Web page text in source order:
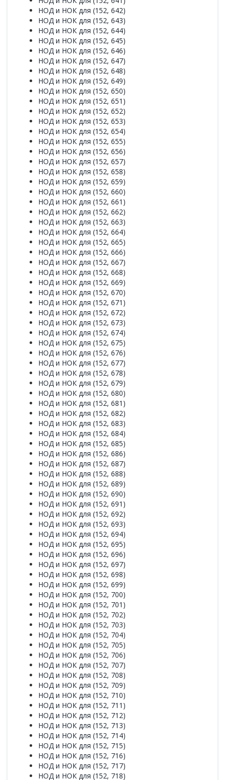
НОД и НОК для (152, 642)
НОД и НОК для (152, 643)
НОД и НОК для (152, 644)
НОД и НОК для (152, 645)
НОД и НОК для (152, 646)
НОД и НОК для (152, 647)
НОД и НОК для (152, 648)
НОД и НОК для (152, 649)
НОД и НОК для (152, 650)
НОД и НОК для (152, 651)
НОД и НОК для (152, 652)
НОД и НОК для (152, 653)
НОД и НОК для (152, 654)
НОД и НОК для (152, 655)
НОД и НОК для (152, 656)
НОД и НОК для (152, 657)
НОД и НОК для (152, 658)
НОД и НОК для (152, 659)
НОД и НОК для (152, 660)
НОД и НОК для (152, 661)
НОД и НОК для (152, 662)
НОД и НОК для (152, 663)
НОД и НОК для (152, 664)
НОД и НОК для (152, 665)
НОД и НОК для (152, 666)
НОД и НОК для (152, 667)
НОД и НОК для (152, 668)
НОД и НОК для (152, 669)
НОД и НОК для (152, 670)
НОД и НОК для (152, 671)
НОД и НОК для (152, 672)
НОД и НОК для (152, 673)
НОД и НОК для (152, 674)
НОД и НОК для (152, 675)
НОД и НОК для (152, 676)
НОД и НОК для (152, 677)
НОД и НОК для (152, 678)
НОД и НОК для (152, 679)
НОД и НОК для (152, 680)
НОД и НОК для (152, 681)
НОД и НОК для (152, 682)
НОД и НОК для (152, 683)
НОД и НОК для (152, 684)
НОД и НОК для (152, 685)
НОД и НОК для (152, 686)
НОД и НОК для (152, 687)
НОД и НОК для (152, 688)
НОД и НОК для (152, 689)
НОД и НОК для (152, 690)
НОД и НОК для (152, 691)
НОД и НОК для (152, 692)
НОД и НОК для (152, 693)
НОД и НОК для (152, 694)
НОД и НОК для (152, 695)
НОД и НОК для (152, 696)
НОД и НОК для (152, 697)
НОД и НОК для (152, 698)
НОД и НОК для (152, 699)
НОД и НОК для (152, 700)
НОД и НОК для (152, 701)
НОД и НОК для (152, 702)
НОД и НОК для (152, 703)
НОД и НОК для (152, 704)
НОД и НОК для (152, 705)
НОД и НОК для (152, 706)
НОД и НОК для (152, 707)
НОД и НОК для (152, 708)
НОД и НОК для (152, 709)
НОД и НОК для (152, 710)
НОД и НОК для (152, 711)
НОД и НОК для (152, 712)
НОД и НОК для (152, 713)
НОД и НОК для (152, 714)
НОД и НОК для (152, 715)
НОД и НОК для (152, 716)
НОД и НОК для (152, 717)
НОД и НОК для (152, 718)